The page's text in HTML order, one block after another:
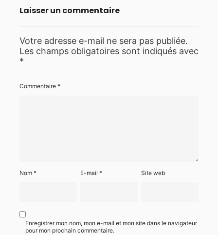
Laisser un commentaire
Votre adresse e-mail ne sera pas publiée.
Les champs obligatoires sont indiqués avec
*
Commentaire *
Nom * E-mail* Site web
Enregistrer mon nom, mon e-mail et mon site dans le navigateur
pour mon prochain commentaire.